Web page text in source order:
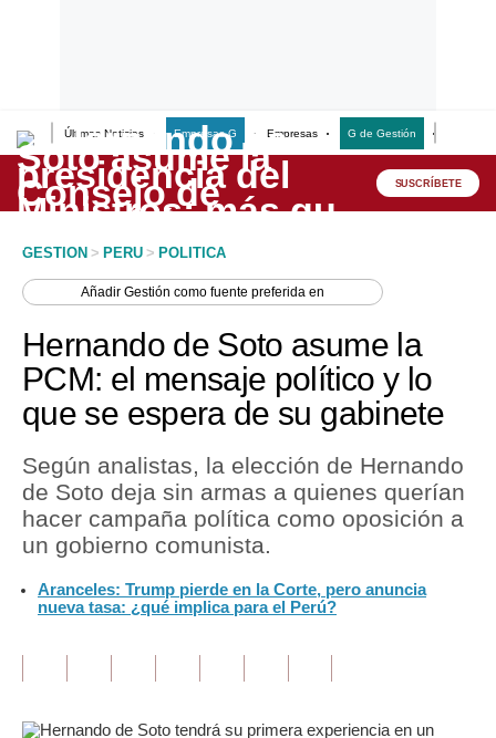
Últimas Noticias Empresas G Empresas G de Gestión
Lo último
Peru Quiosco
Economía
Mercados
Política
Tu Dinero
Finanzas Personales
SUSCRÍBETE
GESTION > PERU > POLITICA
AñadirGestión como fuente preferida en
Hernando de Soto asume la
PCM: el mensaje político y lo
que se espera de su gabinete
Según analistas, la elección de Hernando
de Soto deja sin armas a quienes querían
hacer campaña política como oposición a
un gobierno comunista.
Aranceles: Trump pierde en la Corte, pero anuncia
nueva tasa: ¿qué implica para el Perú?